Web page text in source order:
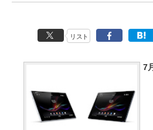
リスト
7